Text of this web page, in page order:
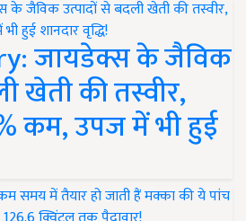
जायडेक्स के जैविक
खेती की तस्वीर,
कम, उपज में भी हुई